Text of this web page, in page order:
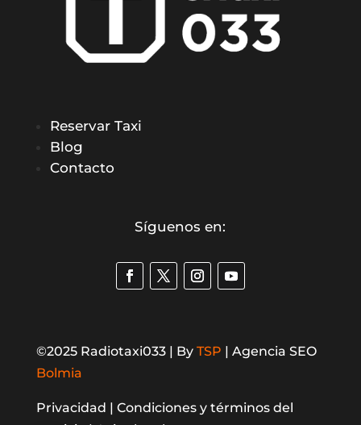
Reservar Taxi
Blog
Contacto
Síguenos en:
©2025 Radiotaxi033 | By TSP | Agencia SEO
Bolmia
Privacidad | Condiciones y términos del